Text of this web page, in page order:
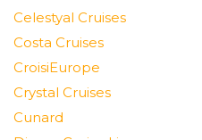
Celestyal Cruises
Costa Cruises
CroisiEurope
Crystal Cruises
Cunard